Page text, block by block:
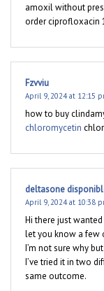
amoxil without
order ciprofloxacin
Fzvviu
April 9, 2024 at 12:15
how to buy
chloromycetin
deltasone
April 9, 2024 at 10:38
Hi there just
let you know a few
I’m not sure why
I’ve tried it in two
same outcome.